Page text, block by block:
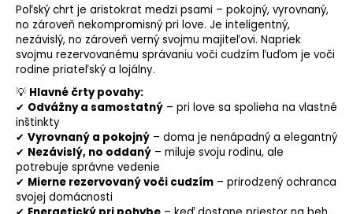
Poľský chrt je aristokrat medzi psami – pokojný, vyrovnaný,
no zároveň nekompromisný pri love. Je inteligentný,
nezávislý, no zároveň verný svojmu majiteľovi. Napriek
svojmu rezervovanému správaniu voči cudzím ľuďom je voči
rodine priateľský a lojálny.
💡 Hlavné črty povahy:
✔ Odvážny a samostatný – pri love sa spolieha na vlastné
inštinkty
✔ Vyrovnaný a pokojný – doma je nenápadný a elegantný
✔ Nezávislý, no oddaný – miluje svoju rodinu, ale
potrebuje správne vedenie
✔ Mierne rezervovaný voči cudzím – prirodzený ochranca
svojej domácnosti